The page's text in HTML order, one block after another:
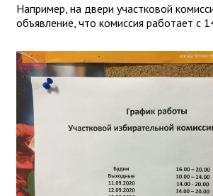
Например, на двери участковой
объявление, что комиссия работает с